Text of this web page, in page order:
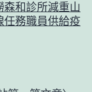
和診所減重山
任務職員供給疫